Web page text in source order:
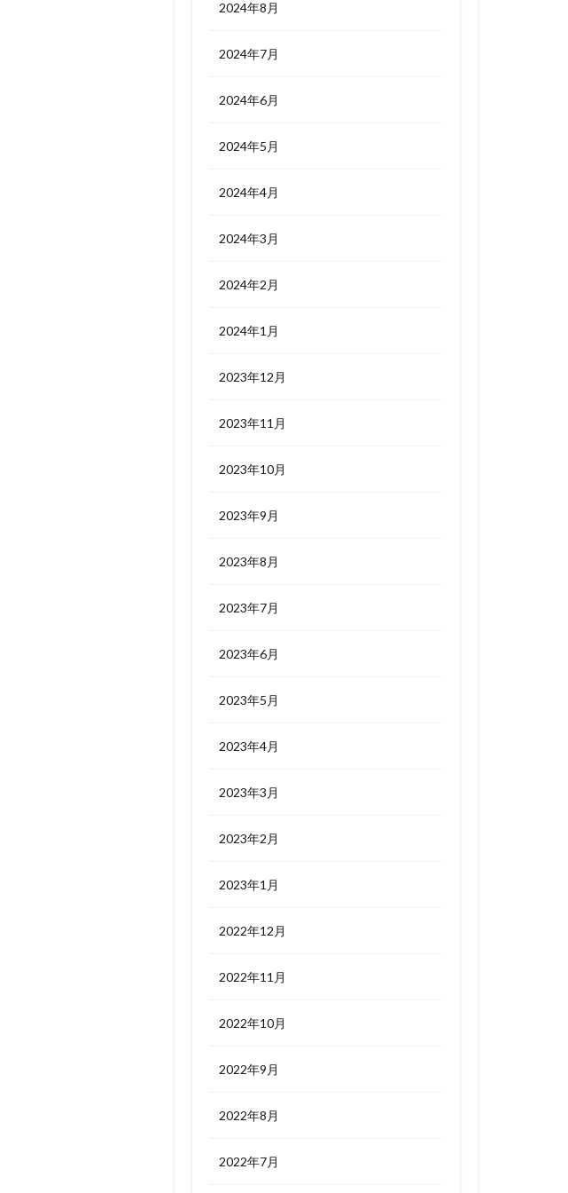
2024年8月
2024年7月
2024年6月
2024年5月
2024年4月
2024年3月
2024年2月
2024年1月
2023年12月
2023年11月
2023年10月
2023年9月
2023年8月
2023年7月
2023年6月
2023年5月
2023年4月
2023年3月
2023年2月
2023年1月
2022年12月
2022年11月
2022年10月
2022年9月
2022年8月
2022年7月